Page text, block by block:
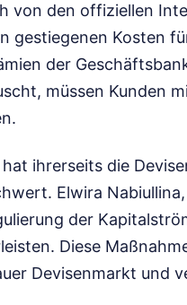
von den offiziellen
gestiegenen Kosten
der
müssen Kunden
ihrerseits die
Elwira
der
Diese
Devisenmarkt und